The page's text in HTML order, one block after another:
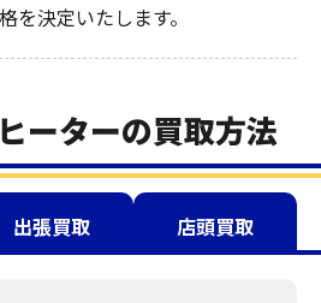
を決定いたします。
ーターの買取方法
出張買取 店頭買取